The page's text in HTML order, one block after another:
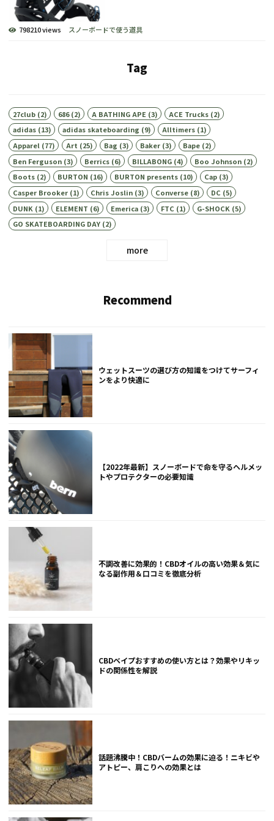
798210 views スノーボードで使う道具
Tag
27club(2) 686(2) A BATHING APE (3) ACE Trucks(2)
adidas(13) adidas skateboarding (9) Alltimers(1)
Apparel (77) Art (25) Bag (3) Baker(3) Bape(2)
Ben Ferguson(3) Berrics(6) BILLABONG(4) Boo Johnson(2)
Boots(2) BURTON (16) BURTON presents(10) Cap(3)
Casper Brooker(1) Chris Joslin(3) Converse(8) DC (5)
DUNK (1) ELEMENT (6) Emerica(3) FTC (1) G-SHOCK (5)
GO SKATEBOARDING DAY(2)
more
Recommend
ウェットスーツの選び方の知識をつけてサーフィ
ンをより快適に
【2022年最新】スノーボードで命を守るヘルメッ
トやプロテクターの必要知識
不調改善に効果的！CBDオイルの高い効果＆気に
なる副作用＆口コミを徹底分析
CBDベイプおすすめの使い方とは？効果やリキッ
ドの関係性を解説
話題沸騰中！CBDバームの効果に迫る！ニキビや
アトピー、肩こりへの効果とは